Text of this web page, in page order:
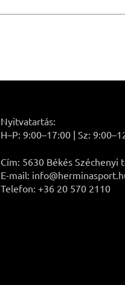
Nyitvatartás:
H–P: 9:00–17:00 | Sz:
Cím: 5630 Békés Széchenyi
E-mail:
Telefon: +36 20 570 2110